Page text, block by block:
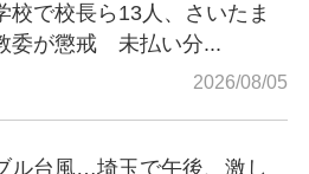
校で校長ら13人、さいたま
委が懲戒 未払い分...
2026/08/05
ル台風…埼玉で午後、激し